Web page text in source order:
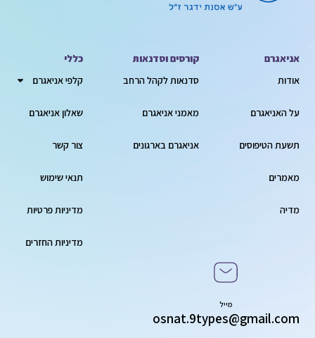
אניאגרם
אודות
על האניאגרם
תשעת הטיפוסים
מאמרים
מדיה
קורסים וסדנאות
סדנאות לקהל הרחב
מאמני אניאגרם
אניאגרם בארגונים
כללי
קלפי אניאגרם
שאלון אניאגרם
צור קשר
תנאי שימוש
מדיניות פרטיות
מדיניות החזרים
מייל
osnat.9types@gmail.com